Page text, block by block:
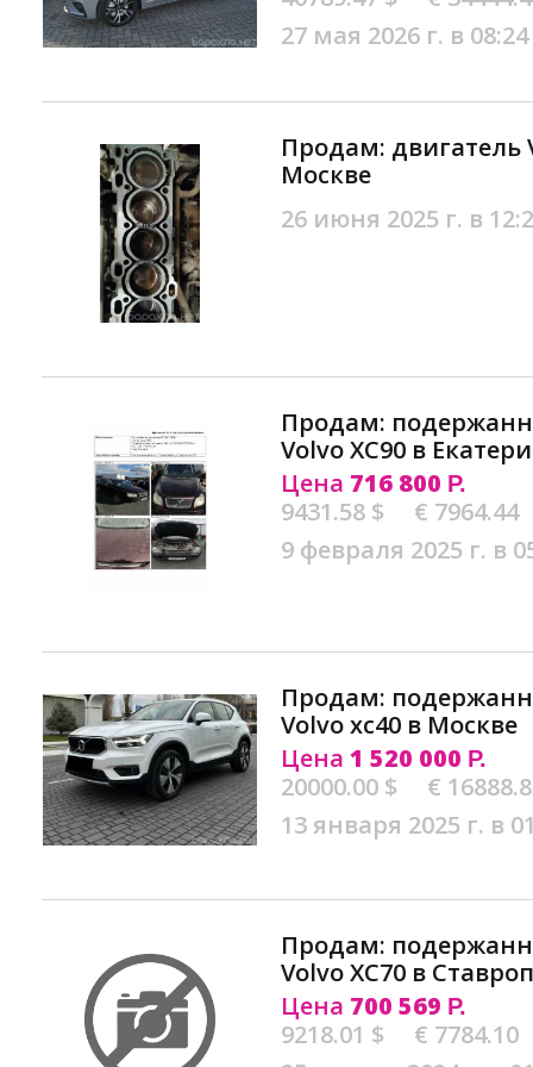
27 мая 2026 г. в 08:24
Продам: двигатель
Москве
26 июня 2025 г. в
Продам:
Volvo XC90 в
Цена 716 800 Р.
9431.58 $
€ 7964.44
9 февраля 2025 г. в
Продам:
Volvo xc40 в Москве
Цена 1 520 000 Р.
20000.00 $
€
13 января 2025 г. в
Продам:
Volvo XC70 в
Цена 700 569 Р.
9218.01 $
€ 7784.10